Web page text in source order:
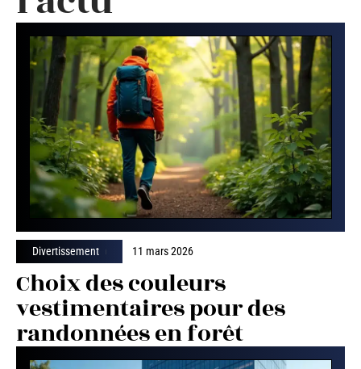
Divertissement 11 mars 2026
Choix des couleurs
vestimentaires pour des
randonnées en forêt